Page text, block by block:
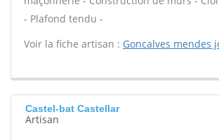
- Plafond tendu -
Voir la fiche artisan : Goncalves mendes
Castel-bat Castellar
Artisan